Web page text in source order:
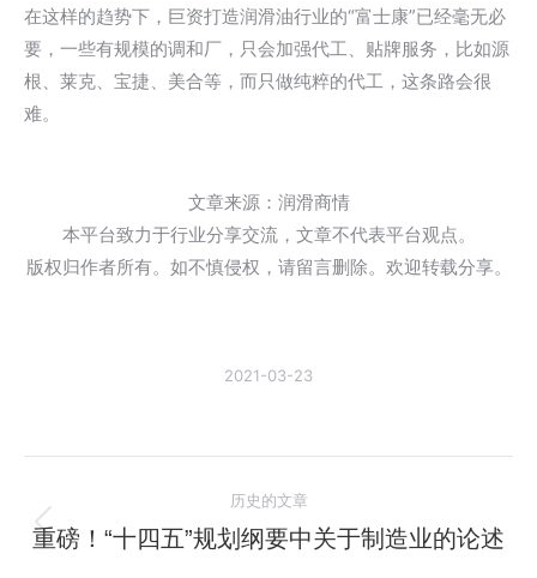
在这样的趋势下，巨资打造润滑油行业的“富士康”已经毫无必
要，一些有规模的调和厂，只会加强代工、贴牌服务，比如源
根、莱克、宝捷、美合等，而只做纯粹的代工，这条路会很
难。
文章来源：润滑商情
本平台致力于行业分享交流，文章不代表平台观点。
版权归作者所有。如不慎侵权，请留言删除。欢迎转载分享。
2021-03-23
章
历史的文章
历
重磅！“十四五”规划纲要中关于制造业的论述